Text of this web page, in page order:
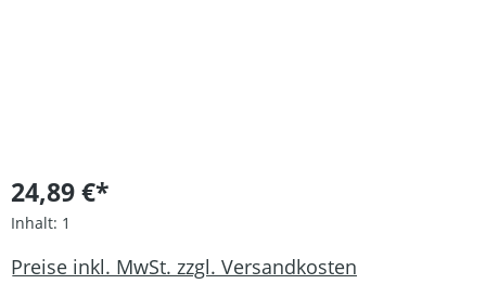
24,89 €*
Inhalt: 1
Preise inkl. MwSt. zzgl. Versandkosten